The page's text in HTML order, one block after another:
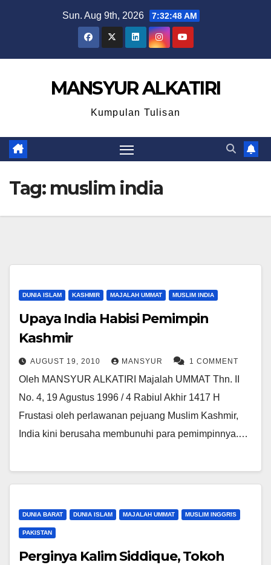
Sun. Aug 9th, 2026 7:32:48 AM
MANSYUR ALKATIRI
Kumpulan Tulisan
Tag: muslim india
DUNIA ISLAM KASHMIR MAJALAH UMMAT MUSLIM INDIA
Upaya India Habisi Pemimpin
Kashmir
AUGUST 19, 2010 MANSYUR 1 COMMENT
Oleh MANSYUR ALKATIRI Majalah UMMAT Thn. II
No. 4, 19 Agustus 1996 / 4 Rabiul Akhir 1417 H
Frustasi oleh perlawanan pejuang Muslim Kashmir,
India kini berusaha membunuhi para pemimpinnya.…
DUNIA BARAT DUNIA ISLAM MAJALAH UMMAT MUSLIM INGGRIS
PAKISTAN
Perginya Kalim Siddique, Tokoh